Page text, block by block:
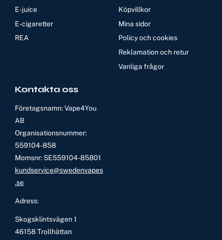
E-juice
E-cigaretter
REA
Köpvillkor
Mina sidor
Policy och cookies
Reklamation och retur
Vanliga frågor
Kontakta oss
Företagsnamn: Vape4You
AB
Organisationsnummer:
559104-858
Momsnr: SE559104-85801
kundservice@swedenvapes
.se
Adress:
Skogsklintsvägen 1
46158 Trollhättan